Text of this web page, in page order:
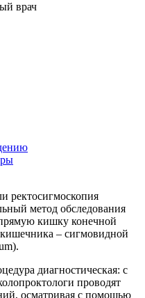
врач
ректосигмоскопия
метод обследования
кишку конечной
кишечника – сигмовидной
диагностическая: с
проводят
осматривая с помощью